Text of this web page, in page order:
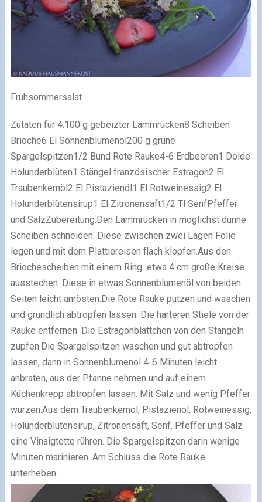
Frühsommersalat
Zutaten für 4:100 g gebeizter Lammrücken8 Scheiben
Brioche6 El Sonnenblumenöl200 g grüne
Spargelspitzen1/2 Bund Rote Rauke4-6 Erdbeeren1 Dolde
Holunderblüten1 Stängel französischer Estragon2 El
Traubenkernöl2 El Pistazienöl1 El Rotweinessig2 El
Holunderblütensirup1 El Zitronensaft1/2 Tl SenfPfeffer
und SalzZubereitung:Den Lammrücken in möglichst dünne
Scheiben schneiden. Diese zwischen zwei Lagen Folie
legen und mit dem Plattiereisen flach klopfen.Aus den
Briochescheiben mit einem Ring etwa 4 cm große Kreise
ausstechen. Diese in etwas Sonnenblumenöl von beiden
Seiten leicht anrösten.Die Rote Rauke putzen und waschen
und gründlich abtropfen lassen. Die härteren Stiele von der
Rauke entfernen. Die Estragonblättchen von den Stängeln
zupfen.Die Spargelspitzen waschen und gut abtropfen
lassen, dann in Sonnenblumenöl 4-6 Minuten leicht
anbraten, aus der Pfanne nehmen und auf einem
Küchenkrepp abtropfen lassen. Mit Salz und wenig Pfeffer
würzen.Aus dem Traubenkernöl, Pistazienöl, Rotweinessig,
Holunderblütensirup, Zitronensaft, Senf, Pfeffer und Salz
eine Vinaigtette rühren. Die Spargelspitzen darin wenige
Minuten marinieren. Am Schluss die Rote Rauke
unterheben.